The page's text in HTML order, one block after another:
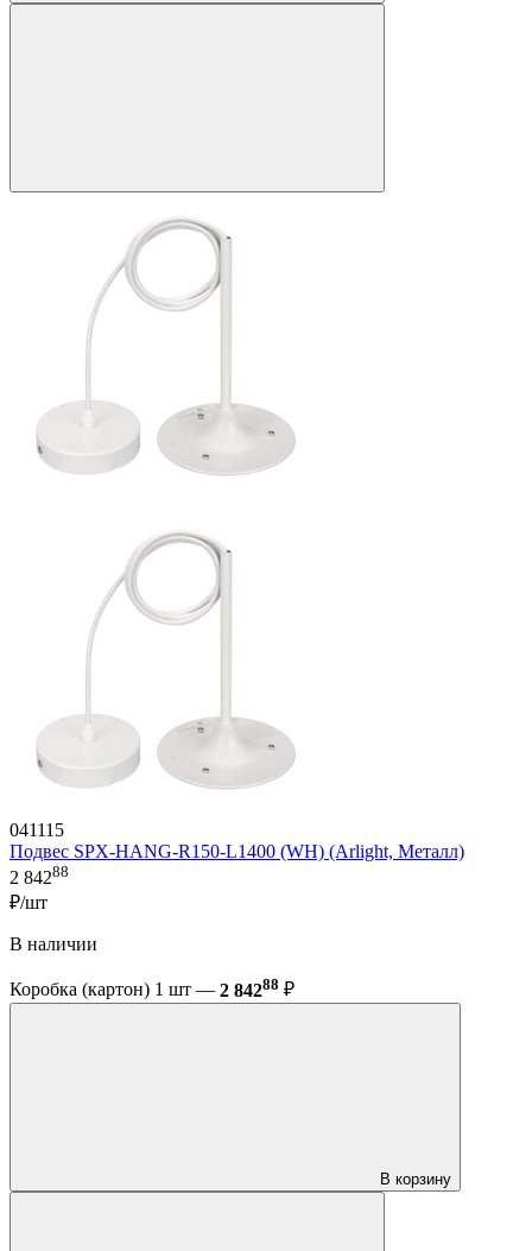
041115
Подвес SPX-HANG-R150-L1400 (WH) (Arlight, Металл)
2 84288
₽/шт
В наличии
Коробка (картон) 1 шт — 2 84288 ₽
В корзину